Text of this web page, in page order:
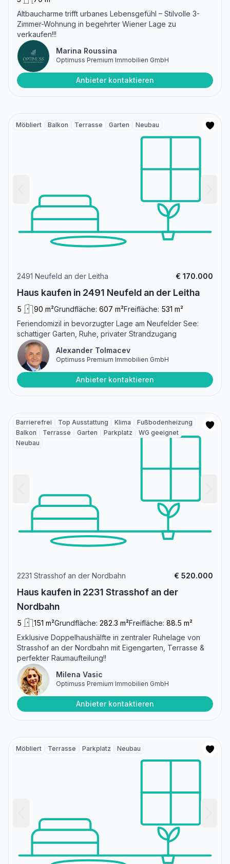
Altbaucharme trifft urbanes Lebensgefühl – Stilvolle 3-
Zimmer-Wohnung in begehrter Wiener Lage zu
verkaufen!!!
Marina Roussina
Optimuss Premium Immobilien GmbH
Anbieter kontaktieren
Möbliert Balkon Terrasse Garten Neubau
2491 Neufeld an der Leitha € 170.000
Haus kaufen in 2491 Neufeld an der Leitha
5 90 m²Grundfläche: 607 m²Freifläche: 531 m²
Feriendomizil in bevorzugter Lage am Neufelder See:
schattiger Garten, Ruhe, privater Strandzugang
Alexander Tolmacev
Optimuss Premium Immobilien GmbH
Anbieter kontaktieren
Barrierefrei Top Ausstattung Klima
Fußbodenheizung
Balkon
Terrasse Garten Parkplatz
WG geeignet
Neubau
2231 Strasshof an der Nordbahn € 520.000
Haus kaufen in 2231 Strasshof an der
Nordbahn
5 151 m²Grundfläche: 282.3 m²Freifläche: 88.5 m²
Exklusive Doppelhaushälfte in zentraler Ruhelage von
Strasshof an der Nordbahn mit Eigengarten, Terrasse &
perfekter Raumaufteilung!!
Milena Vasic
Optimuss Premium Immobilien GmbH
Anbieter kontaktieren
Möbliert Terrasse Parkplatz Neubau